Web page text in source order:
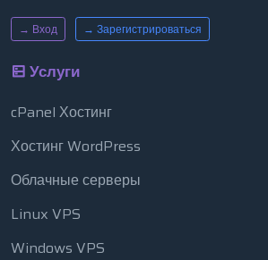
→ Вход → Зарегистрироваться
Услуги
cPanel Хостинг
Хостинг WordPress
Облачные серверы
Linux VPS
Windows VPS